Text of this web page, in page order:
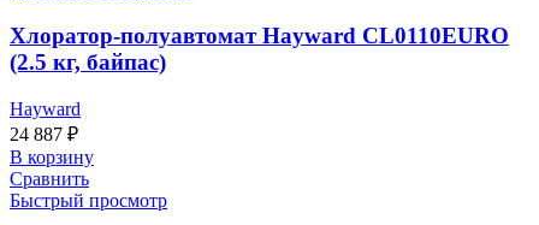
Хлоратор-полуавтомат Hayward CL0110EURO
(2.5 кг, байпас)
Hayward
24 887 ₽
В корзину
Сравнить
Быстрый просмотр